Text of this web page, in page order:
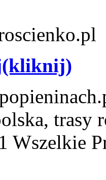
trasy
Wszelkie